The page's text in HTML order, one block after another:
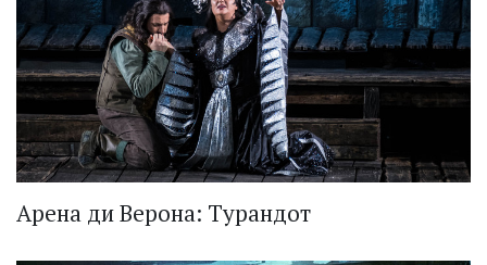
Арена ди Верона: Турандот